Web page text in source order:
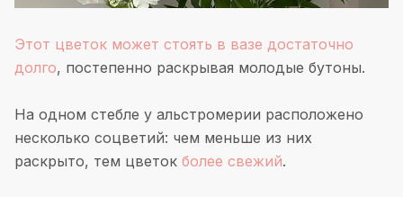
Этот цветок может стоять в вазе достаточно
долго, постепенно раскрывая молодые бутоны.
На одном стебле у альстромерии расположено
несколько соцветий: чем меньше из них
раскрыто, тем цветок более свежий.